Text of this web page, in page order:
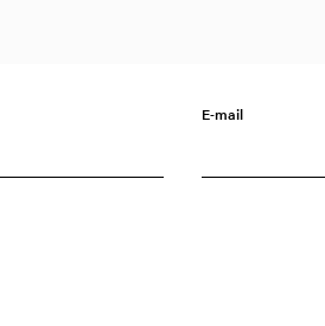
E-mail